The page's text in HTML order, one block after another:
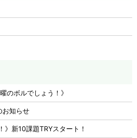
ボルでしょう！》
お知らせ
》新10課題TRYスタート！